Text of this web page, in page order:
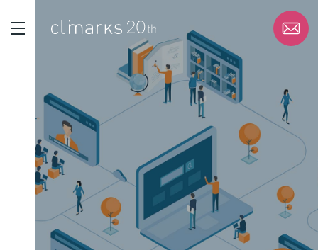
STRENGTH
選ばれる理由
SERVICE
サービス
WORK
実績